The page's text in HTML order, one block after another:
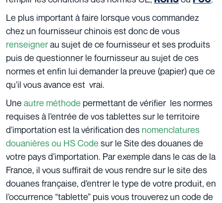
Le plus important à faire lorsque vous commandez
chez un fournisseur chinois est donc de vous
renseignerau sujet de ce fournisseur et ses produits
puis de questionner le fournisseur au sujet de ces
normes et enfin lui demander la preuve (papier) que ce
qu’il vous avance est vrai.
Une autre méthode permettant de vérifier les normes
requises à l’entrée de vos tablettes sur le territoire
d’importation est la vérification des nomenclatures
douanières ou HS Code sur le Site des douanes de
votre pays d’importation. Par exemple dans le cas de la
France, il vous suffirait de vous rendre sur le site des
douanes française, d’entrer le type de votre produit, en
l’occurrence “tablette” puis vous trouverez un code de